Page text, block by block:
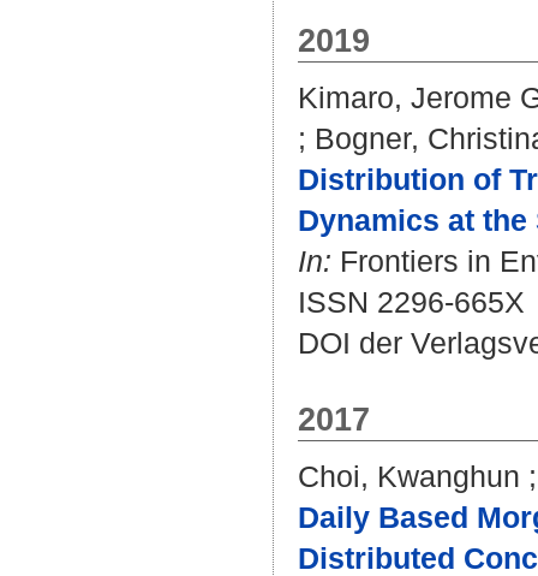
2019
Kimaro, Jerome
; Bogner,
Distribution of
Dynamics at
In: Frontiers in
ISSN 2296-665X
DOI der
2017
Choi, Kwanghun
Daily Based
Distributed